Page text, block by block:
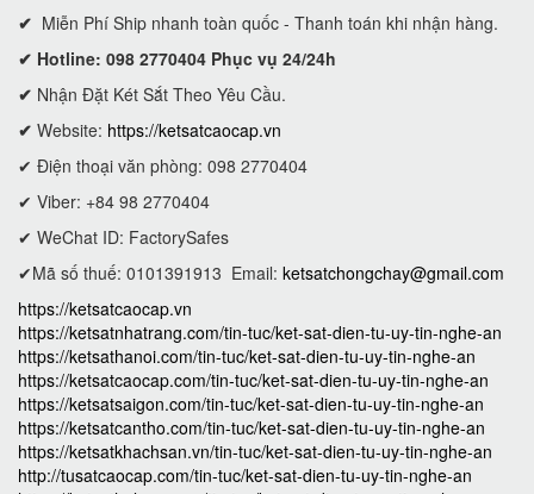
✔ Miễn Phí Ship nhanh toàn quốc - Thanh toán khi nhận hàng.
✔ Hotline: 098 2770404 Phục vụ 24/24h
✔ Nhận Đặt Két Sắt Theo Yêu Cầu.
✔ Website: https://ketsatcaocap.vn
✔ Điện thoại văn phòng: 098 2770404
✔ Viber: +84 98 2770404
✔ WeChat ID: FactorySafes
✔Mã số thuế: 0101391913 Email: ketsatchongchay@gmail.com
https://ketsatcaocap.vn
https://ketsatnhatrang.com/tin-tuc/ket-sat-dien-tu-uy-tin-nghe-an
https://ketsathanoi.com/tin-tuc/ket-sat-dien-tu-uy-tin-nghe-an
https://ketsatcaocap.com/tin-tuc/ket-sat-dien-tu-uy-tin-nghe-an
https://ketsatsaigon.com/tin-tuc/ket-sat-dien-tu-uy-tin-nghe-an
https://ketsatcantho.com/tin-tuc/ket-sat-dien-tu-uy-tin-nghe-an
https://ketsatkhachsan.vn/tin-tuc/ket-sat-dien-tu-uy-tin-nghe-an
http://tusatcaocap.com/tin-tuc/ket-sat-dien-tu-uy-tin-nghe-an